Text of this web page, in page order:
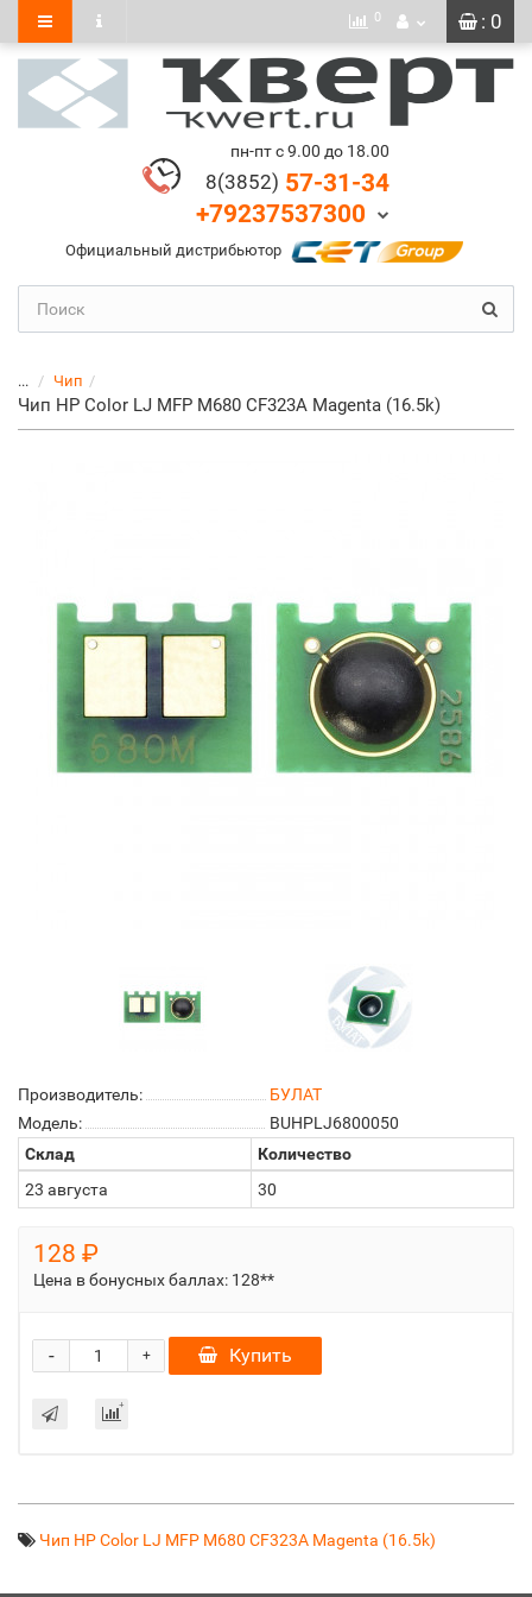
: 0
0
пн-пт с 9.00 до 18.00
8(3852) 57-31-34
+79237537300
Официальный дистрибьютор
... Чип
Чип HP Color LJ MFP M680 CF323A Magenta (16.5k)
Производитель:
БУЛАТ
Модель:
BUHPLJ6800050
Склад
Количество
23 августа
30
128 ₽
Цена в бонусных баллах: 128**
+
- Купить
Чип HP Color LJ MFP M680 CF323A Magenta (16.5k)